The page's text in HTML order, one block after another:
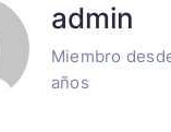
admin
Miembro
años